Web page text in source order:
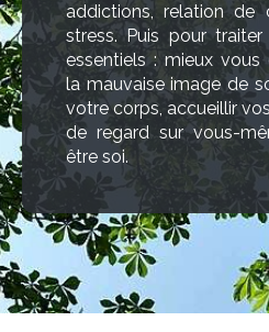
addictions, relation de
stress. Puis pour
essentiels : mieux vous
la mauvaise image de
votre corps, accueillir
de regard sur vous-
être soi.